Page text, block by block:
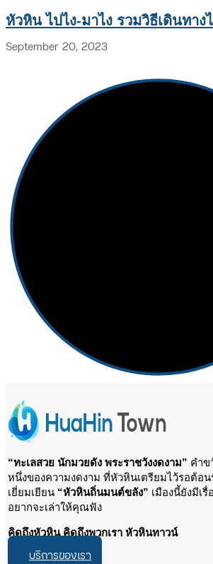
หัวหิน ไปไง-มาไง รวมวิธีเดินทาง
September 20, 2023
“ทะเลสวย นักมวยดัง พระราชวังงดงาม” คำข
หนึ่งของความงดงาม ที่หัวหินเตรียมไว้รอต้อ
เยี่ยมเยียน “หัวหินถิ่นมนต์ขลัง” เมืองนี้ยังมีเ
อยากจะเล่าให้คุณฟัง
คิดถึงหัวหิน คิดถึงพวกเรา หัวหินทาวน์
บริการของเรา